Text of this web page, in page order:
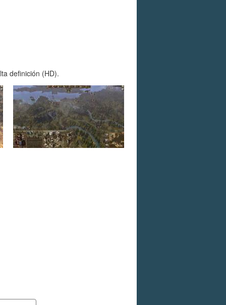
definición (HD).